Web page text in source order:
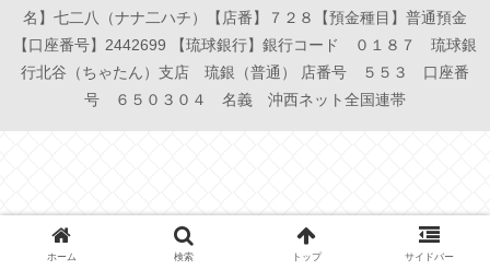
名】七二八（ナナ二ハチ）【店番】７２８【預金種目】普通預金
【口座番号】2442699 【琉球銀行】銀行コード ０１８７ 琉球銀
行北谷（ちゃたん）支店 琉銀（普通） 店番号 ５５３ 口座番
号 ６５０３０４ 名義 沖西ネット全国連帯
ホーム 検索 トップ サイドバー